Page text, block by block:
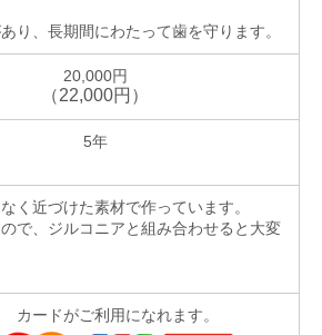
り、長期間にわたって歯を守ります。
20,000円
（22,000円）
5年
く近づけた素材で作っています。
で、ジルコニアと組み合わせると大変
ードがご利用になれます。